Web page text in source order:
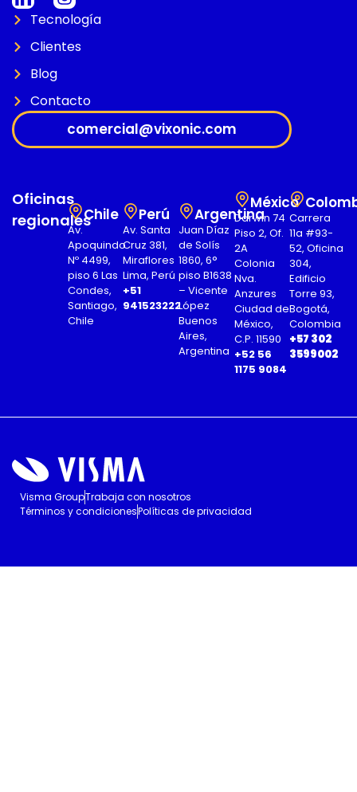
Tecnología
Clientes
Blog
Contacto
comercial@vixonic.com
Oficinas
regionalesChile
Av.
Apoquindo
Nº 4499,
piso 6 Las
Condes,
Santiago,
Chile
Perú
Av. Santa
Cruz 381,
Miraflores
Lima, Perú
+51
941523222
Argentina
Juan Díaz
de Solís
1860, 6°
piso B1638
– Vicente
López
Buenos
Aires,
Argentina
México
Darwin 74
Piso 2, Of.
2A
Colonia
Nva.
Anzures
Ciudad de
México,
C.P. 11590
+52 56
1175 9084
Carrera
11a #93-
52, Oficina
304,
Edificio
Torre 93,
Bogotá,
Colombia
+57 302
3599002
Visma GroupTrabaja con nosotros
Términos y condicionesPolíticas de privacidad